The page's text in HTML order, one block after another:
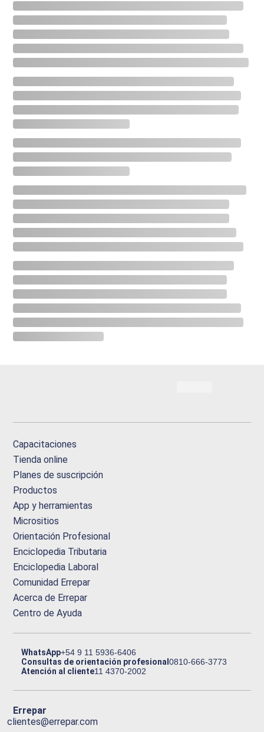
Capacitaciones
Tienda online
Planes de suscripción
Productos
App y herramientas
Micrositios
Orientación Profesional
Enciclopedia Tributaria
Enciclopedia Laboral
Comunidad Errepar
Acerca de Errepar
Centro de Ayuda
WhatsApp+54 9 11 5936-6406
Consultas de orientación profesional0810-666-3773
Atención al cliente11 4370-2002
Errepar
clientes@errepar.com